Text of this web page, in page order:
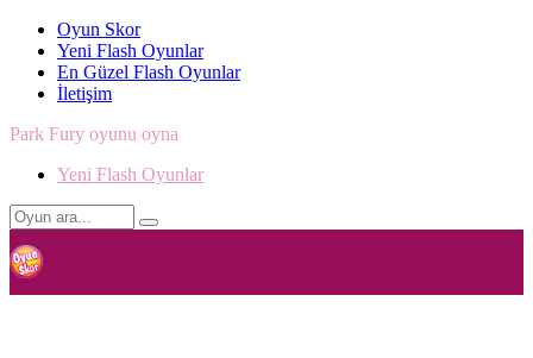
Oyun Skor
Yeni Flash Oyunlar
En Güzel Flash Oyunlar
İletişim
Park Fury oyunu oyna
Yeni Flash Oyunlar